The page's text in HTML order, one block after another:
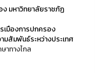
ง มหาวิทยาลัยราชภัฏ
เมืองการปกครอง
มสัมพันธ์ระหว่างประเทศ
าทางไกล